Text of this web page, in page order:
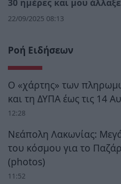
30 ημέρες και μου
22/09/2025 08:13
Ροή Ειδήσεων
Ο «χάρτης» των
και τη ΔΥΠΑ έως τις 14
12:28
Νεάπολη Λακωνίας:
του κόσμου για το
(photos)
11:52